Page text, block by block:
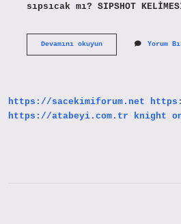
sıpsıcak mı? SIPSHOT
Devamını okuyunBoylu
Yorum
https://sacekimiforum.net
https://atabeyi.com.tr
knight